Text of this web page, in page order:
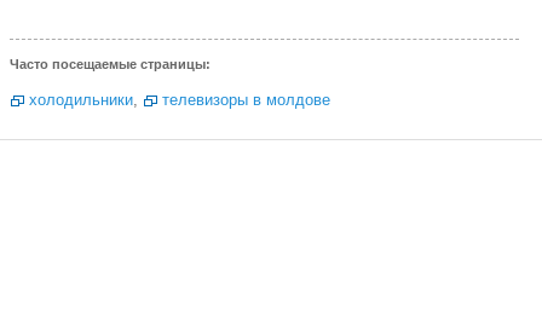
Часто посещаемые страницы:
холодильники, телевизоры в молдове